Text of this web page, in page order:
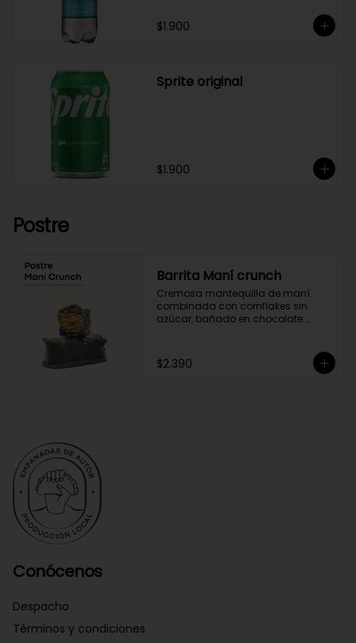
$1.900
Sprite original
$1.900
Postre
Barrita Maní crunch
Cremosa mantequilla de maní
combinada con cornflakes sin
azúcar, bañado en chocolate
$2.390
Conócenos
Despacho
Términos y condiciones